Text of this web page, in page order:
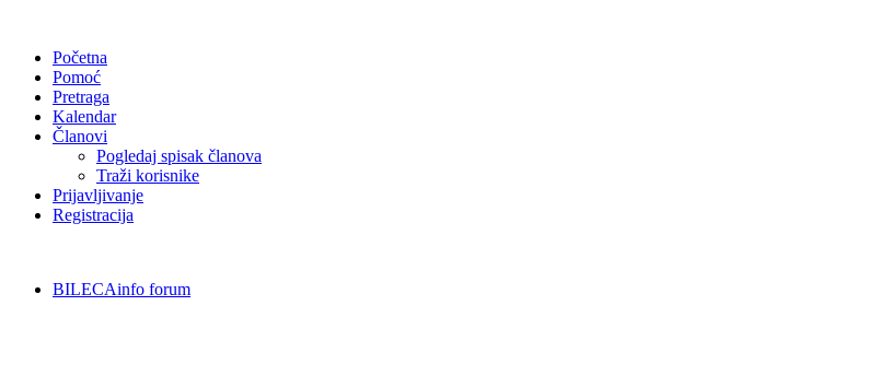
Početna
Pomoć
Pretraga
Kalendar
Članovi
Pogledaj spisak članova
Traži korisnike
Prijavljivanje
Registracija
BILECAinfo forum